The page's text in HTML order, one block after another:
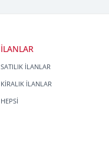
İLANLAR
SATILIK İLANLAR
KİRALIK İLANLAR
HEPSİ